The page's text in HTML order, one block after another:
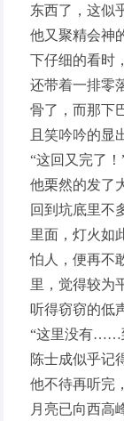
东西了，这似
他又聚精会神
下仔细的看时
还带着一排零
骨了，而那下
且笑吟吟的显
“这回又完了！
他栗然的发了
回到坑底里不
里面，灯火如
怕人，便再不
里，觉得较为
听得窃窃的低
“这里没有
陈士成似乎记
他不待再听完
月亮已向西高